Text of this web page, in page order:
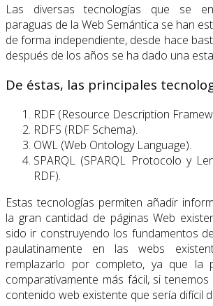
Las diversas tecnologías que se
paraguas de la Web Semántica se han
de forma independiente, desde hace
después de los años se ha dado una
De éstas, las principales
RDF (Resource Description
RDFS (RDF Schema).
OWL (Web Ontology Language).
SPARQL (SPARQL Protocolo y
RDF).
Estas tecnologías permiten añadir
la gran cantidad de páginas Web
sido ir construyendo los fundamentos
paulatinamente en las webs
remplazarlo por completo, ya que la
comparativamente más fácil, si
contenido web existente que sería difícil